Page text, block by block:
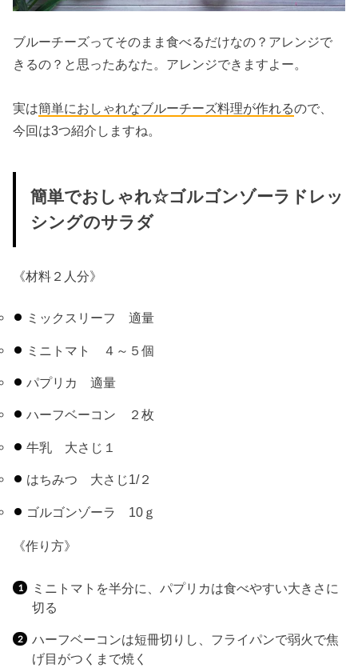
ブルーチーズってそのまま食べるだけなの？アレンジで
きるの？と思ったあなた。アレンジできますよー。
実は簡単におしゃれなブルーチーズ料理が作れるので、
今回は3つ紹介しますね。
簡単でおしゃれ☆ゴルゴンゾーラドレッ
シングのサラダ
《材料２人分》
ミックスリーフ 適量
ミニトマト ４～５個
パプリカ 適量
ハーフベーコン ２枚
牛乳 大さじ１
はちみつ 大さじ1/２
ゴルゴンゾーラ 10ｇ
《作り方》
ミニトマトを半分に、パプリカは食べやすい大きさに
切る
ハーフベーコンは短冊切りし、フライパンで弱火で焦
げ目がつくまで焼く